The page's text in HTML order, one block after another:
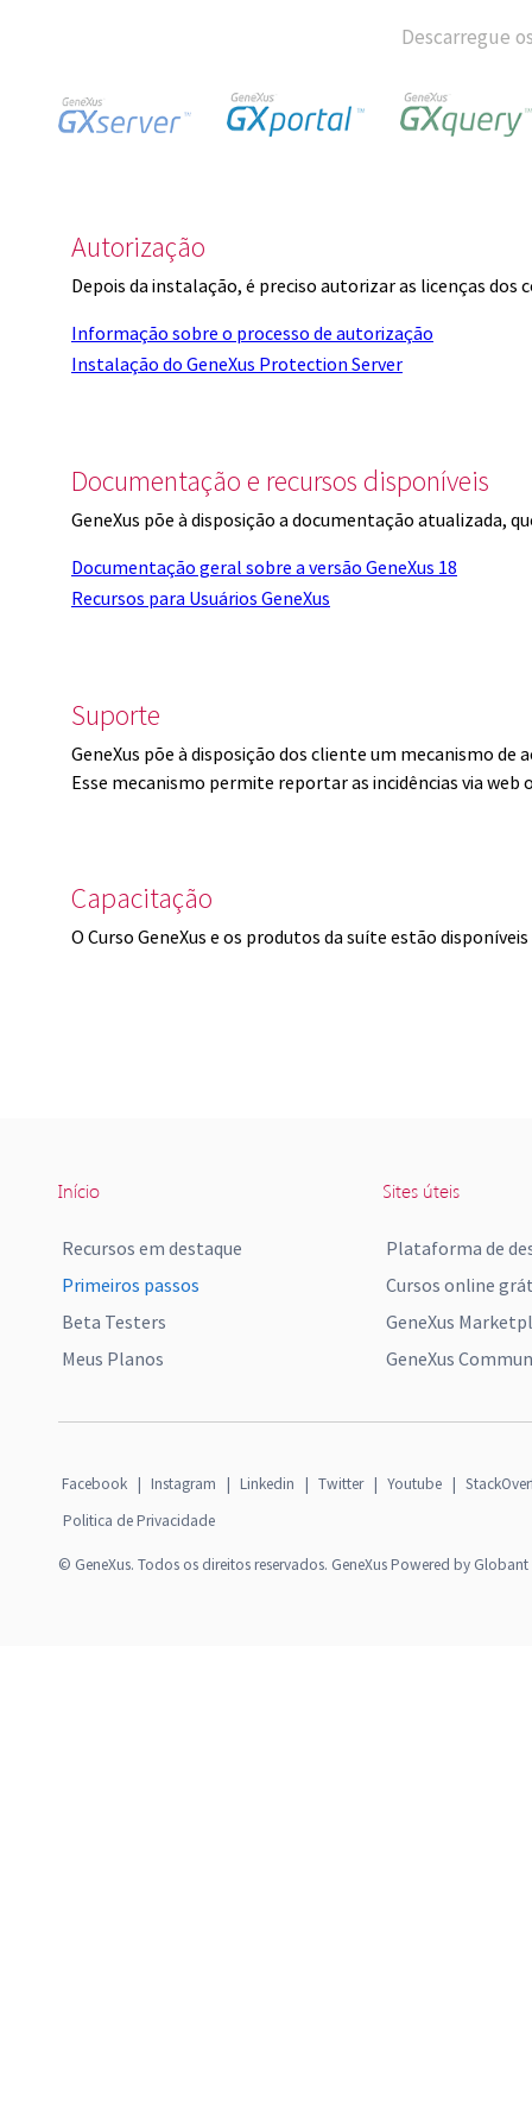
Descarregue
Autorização
Depois da instalação, é preciso autorizar as licenças dos
Informação sobre o processo de autorização
Instalação do GeneXus Protection Server
Documentação e recursos disponíveis
GeneXus põe à disposição a documentação atualizada,
Documentação geral sobre a versão GeneXus 18
Recursos para Usuários GeneXus
Suporte
GeneXus põe à disposição dos cliente um mecanismo de
Esse mecanismo permite reportar as incidências via
Capacitação
O Curso GeneXus e os produtos da suíte estão
Início
Recursos em destaque
Primeiros passos
Beta Testers
Meus Planos
Sites úteis
Plataforma de
Cursos online
GeneXus
GeneXus
Facebook | Instagram | Linkedin | Twitter | Youtube |
Politica de Privacidade
© GeneXus. Todos os direitos reservados. GeneXus Powered by Globant